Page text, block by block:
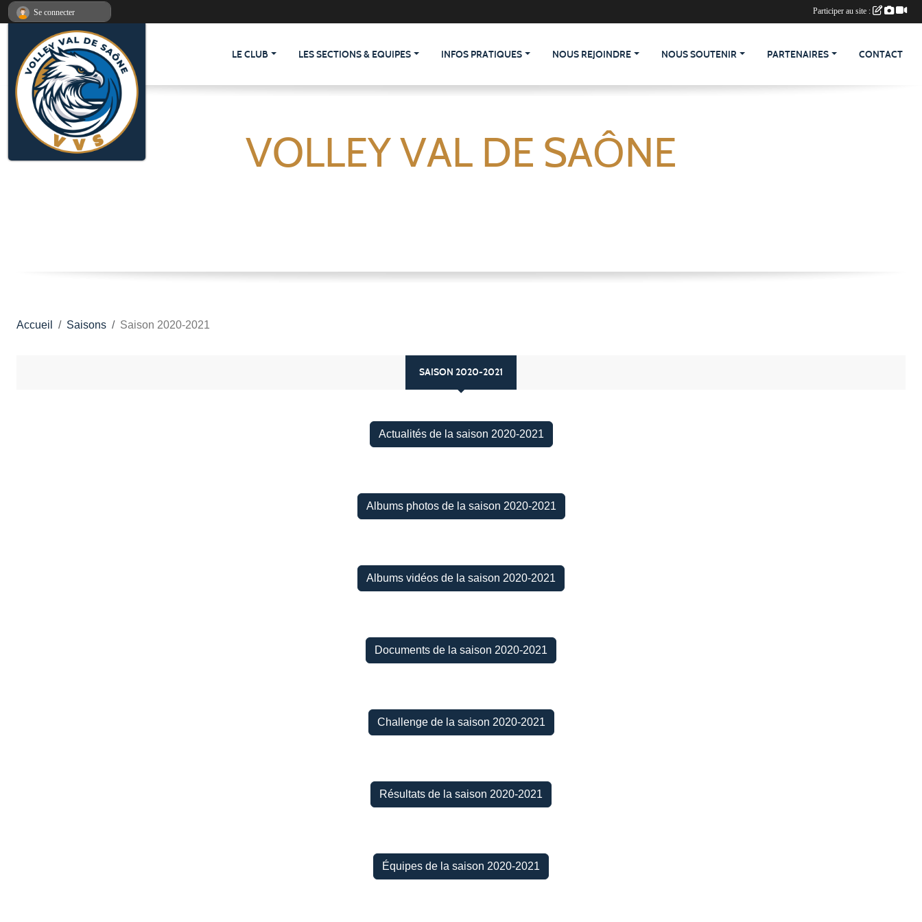
LE CLUB LES SECTIONS & EQUIPES INFOS PRATIQUES NOUS REJOINDRE NOUS SOUTENIR PARTENAIRES CONTACT
VOLLEY VAL DE SAÔNE
Accueil Saisons Saison 2020-2021
SAISON 2020-2021
Actualités de la saison 2020-2021
Albums photos de la saison 2020-2021
Albums vidéos de la saison 2020-2021
Documents de la saison 2020-2021
Challenge de la saison 2020-2021
Résultats de la saison 2020-2021
Équipes de la saison 2020-2021
Se connecter Participer au site :
Panneau de gestion des cookies